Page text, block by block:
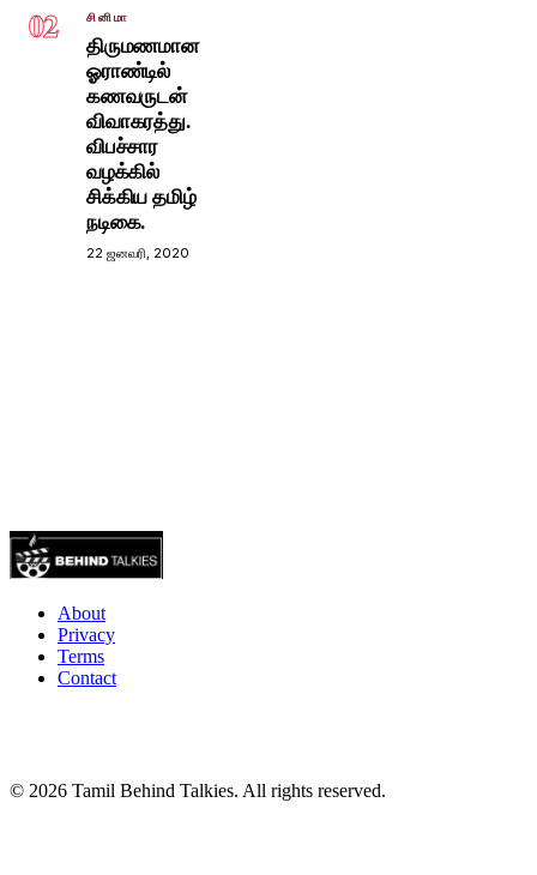
02 சினிமா
திருமணமான
ஓராண்டில்
கணவருடன்
விவாகரத்து.
விபச்சார
வழக்கில்
சிக்கிய தமிழ்
நடிகை.
22 ஜனவரி, 2020
About
Privacy
Terms
Contact
© 2026 Tamil Behind Talkies. All rights reserved.